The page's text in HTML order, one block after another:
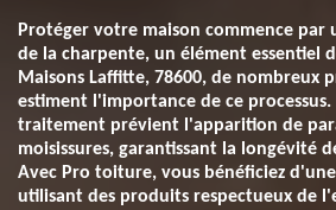
Protéger votre maison commence par
de la charpente, un élément essentiel
Maisons Laffitte, 78600, de nombreux
estiment l'importance de ce
traitement prévient l'apparition de
moisissures, garantissant la longévité
Avec Pro toiture, vous bénéficiez
utilisant des produits respectueux de